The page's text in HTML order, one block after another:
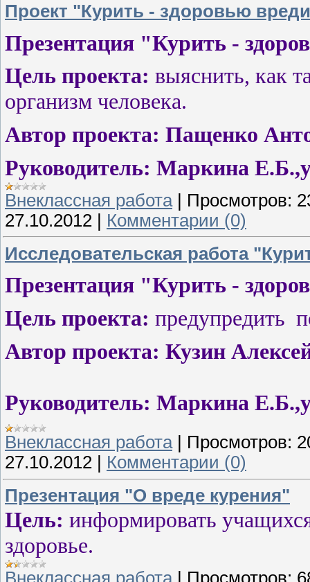
Проект "Курить - здоровью
Презентация "Курить -
Цель проекта: выяснить, как
организм человека.
Автор проекта: Пащенко
Руководитель: Маркина Е.Б.,
Внеклассная работа | Просмотров:
27.10.2012 | Комментарии (0)
Исследовательская работа
Презентация "Курить -
Цель проекта: предупредить
Автор проекта: Кузин
Руководитель: Маркина
Внеклассная работа| Просмотров:
27.10.2012
Комментарии (0)
Презентация "О вреде курения"
Цель: информировать
здоровье.
Внеклассная работа Просмотров: